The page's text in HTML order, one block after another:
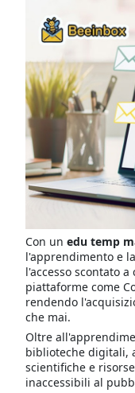
Con un edu temp
l'apprendimento e
l'accesso scontato
piattaforme come
rendendo
che mai.
Oltre
biblioteche digitali,
scientifiche e
inaccessibili al